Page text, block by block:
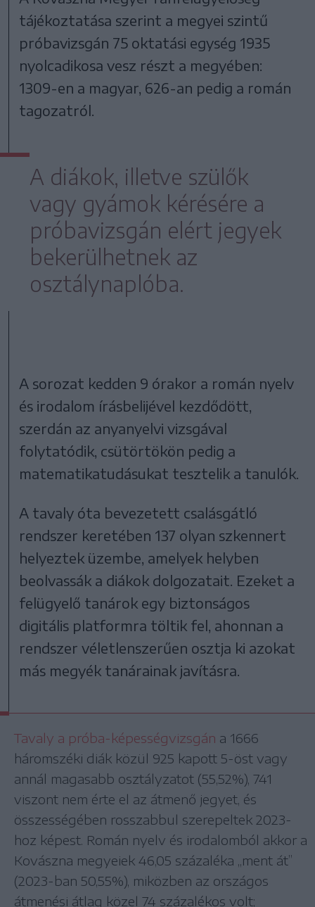
tájékoztatása szerint a megyei szintű
próbavizsgán 75 oktatási egység 1935
nyolcadikosa vesz részt a megyében:
1309-en a magyar, 626-an pedig a román
tagozatról.
A diákok, illetve szülők
vagy gyámok kérésére a
próbavizsgán elért jegyek
bekerülhetnek az
osztálynaplóba.
A sorozat kedden 9 órakor a román nyelv
és irodalom írásbelijével kezdődött,
szerdán az anyanyelvi vizsgával
folytatódik, csütörtökön pedig a
matematikatudásukat tesztelik a tanulók.
A tavaly óta bevezetett csalásgátló
rendszer keretében 137 olyan szkennert
helyeztek üzembe, amelyek helyben
beolvassák a diákok dolgozatait. Ezeket a
felügyelő tanárok egy biztonságos
digitális platformra töltik fel, ahonnan a
rendszer véletlenszerűen osztja ki azokat
más megyék tanárainak javításra.
Tavaly a próba-képességvizsgán a 1666
háromszéki diák közül 925 kapott 5-öst vagy
annál magasabb osztályzatot (55,52%), 741
viszont nem érte el az átmenő jegyet, és
összességében rosszabbul szerepeltek 2023-
hoz képest. Román nyelv és irodalomból akkor a
Kovászna megyeiek 46,05 százaléka „ment át”
(2023-ban 50,55%), miközben az országos
átmenési átlag közel 74 százalékos volt;